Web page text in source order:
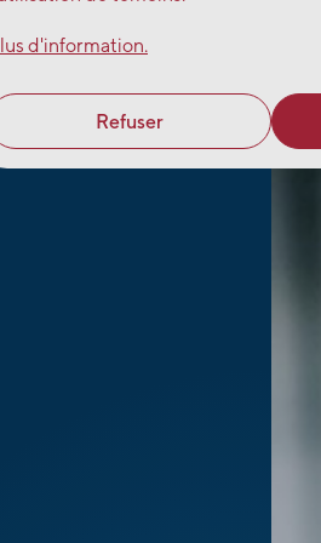
d'information.
Refuser